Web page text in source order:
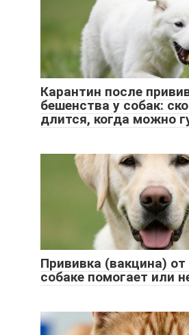
Карантин после
бешенства у собак:
длится, когда можно
Прививка (вакцина)
собаке помогает или